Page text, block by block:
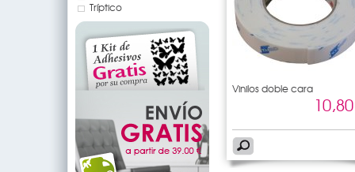
Tríptico
Vinilos doble cara